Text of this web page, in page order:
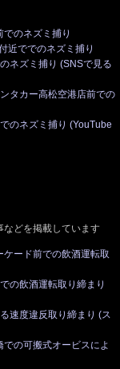
のネズミ捕り
近ででのネズミ捕り
ネズミ捕り (SNSで見る
タカー高松空港店前での
のネズミ捕り (YouTube
などを掲載しています
ード前での飲酒運転取
の飲酒運転取り締まり
速度違反取り締まり (ス
の可搬式オービスによ